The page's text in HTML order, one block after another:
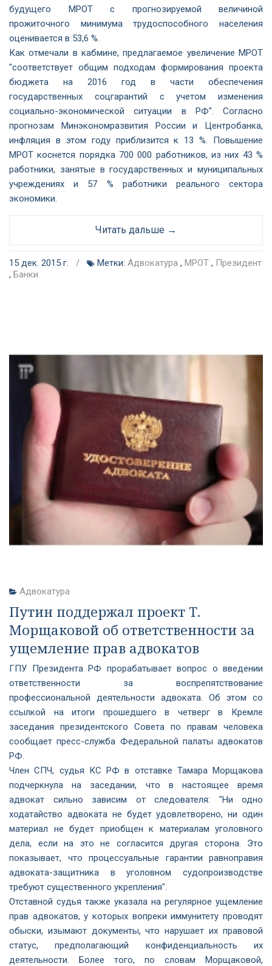
будущего МРОТ с прогнозируемой величиной
прожиточного минимума трудоспособного населения
оценивается в 53,6 %.
Как отмечали в кабмине, предлагаемое увеличение МРОТ
"соответствует общим подходам формирования проекта
бюджета на 2016 год в части обеспечения
государственных соцгарантий с учетом изменения
социально-экономической ситуации в РФ". Согласно
прогнозам Минэкономразвития России и Центробанка,
инфляция в этом году приблизится к 13 %. Повышение
МРОТ коснется порядка 700 000 работников, из них 43 %
работники, занятые в государственных и муниципальных
учреждениях и 57 % работники реального сектора
экономики.
Читать дальше →
15 дек. 2015 г. / Метки: Адвокатура , МРОТ , Президент
, Банки
Адвокатура
Путин поддержал проект Т.
Морщаковой об ответственности за
ущемление прав адвокатов
ГПУ Президента РФ прорабатывает вопрос о введении
ответственности за воспрепятствование
профессиональной деятельности адвоката. Об этом со
ссылкой на итоги прошедшего в четверг в Кремле
заседания президентского Совета по правам человека
сообщает пресс-служба Федеральной палаты адвокатов
РФ.
Член СПЧ, судья КС РФ в отставке Тамара Морщакова
подчеркнула на заседании, что в настоящее время
адвокат сильно зависим от следователя: "Ни одно
ходатайство адвоката не будет удовлетворено, ни один
материал не будет приобщен к материалам уголовного
дела, если на это не согласится другая сторона. Это
показывает, что процессуальные гарантии равноправия
адвоката-защитника в уголовном судопроизводстве
требуют существенного укрепления".
Отставной судья также указала на регулярное ущемление
прав адвокатов, у которых вопреки иммунитету проводят
обыски, изымают документы, что нарушает их правовой
статус, предполагающий конфиденциальность их
деятельности. Более того, по словам Морщаковой,